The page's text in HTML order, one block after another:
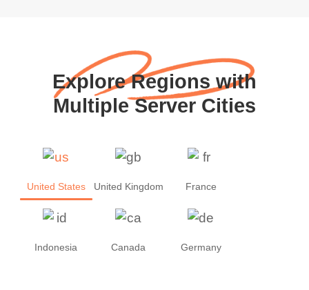
Explore Regions with
Multiple Server Cities
United States United Kingdom France
Indonesia Canada Germany